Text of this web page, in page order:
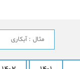
جستجو